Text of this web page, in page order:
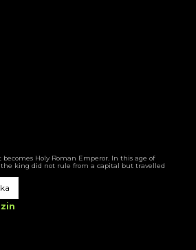
becomes Holy Roman Emperor. In this age of
king did not rule from a capital but travelled